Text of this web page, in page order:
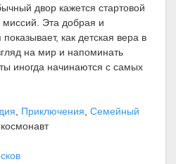
двор кажется стартовой
Эта добрая и
как детская вера в
на мир и напоминать
иногда начинаются с самых
Приключения Семейный